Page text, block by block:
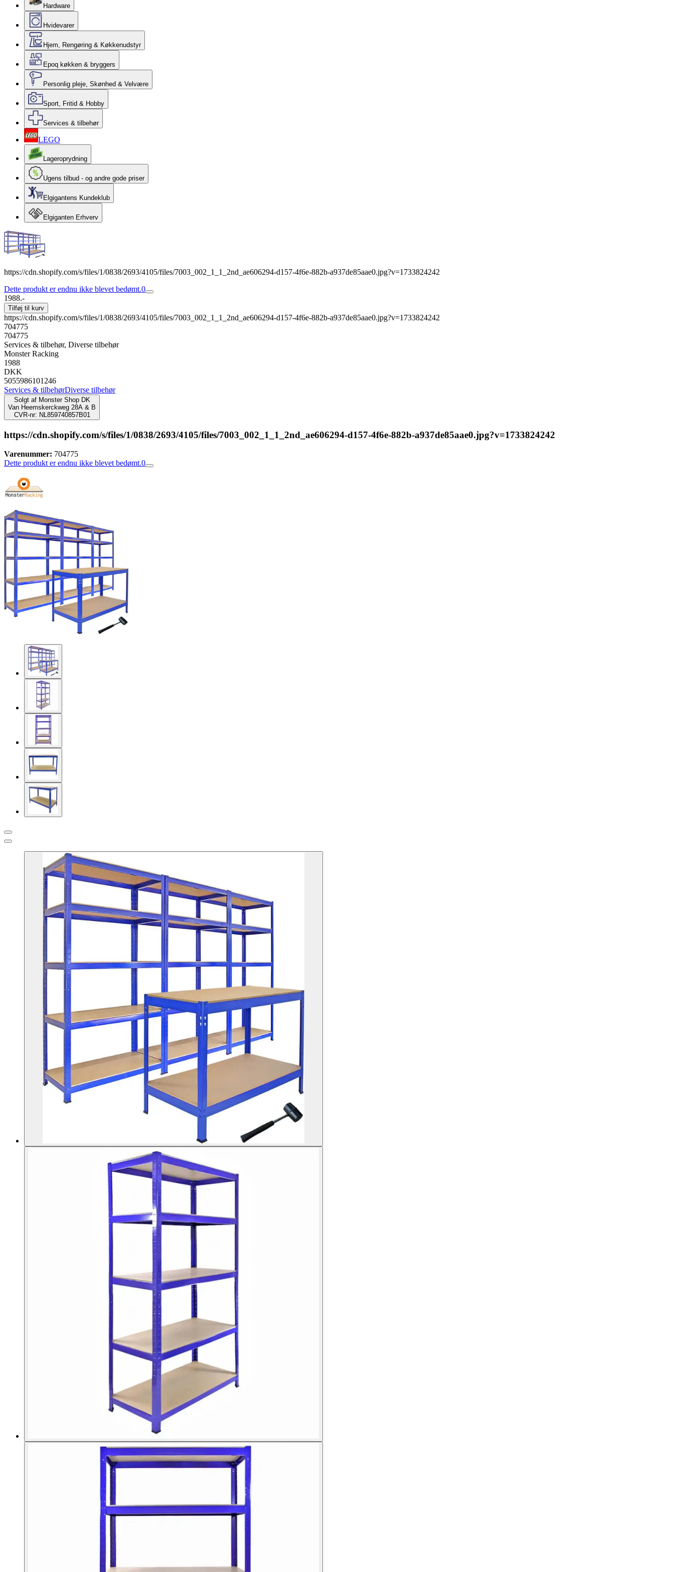
Hardware
Hvidevarer
Hjem, Rengøring & Køkkenudstyr
Epoq køkken & bryggers
Personlig pleje, Skønhed & Velvære
Sport, Fritid & Hobby
Services & tilbehør
LEGO
Lageroprydning
Ugens tilbud - og andre gode priser
Elgigantens Kundeklub
Elgiganten Erhverv
https://cdn.shopify.com/s/files/1/0838/2693/4105/files/7003_002_1_1_2nd_ae606294-d157-4f6e-882b-a937de85aae0.jpg?v=1733824242
Dette produkt er endnu ikke blevet bedømt.0
1988.-
Tilføj til kurv
https://cdn.shopify.com/s/files/1/0838/2693/4105/files/7003_002_1_1_2nd_ae606294-d157-4f6e-882b-a937de85aae0.jpg?v=1733824242
704775
704775
Services & tilbehør, Diverse tilbehør
Monster Racking
1988
DKK
5055986101246
Services & tilbehørDiverse tilbehør
Solgt af Monster Shop DK
Van Heemskerckweg 28A & B
CVR-nr: NL859740857B01
https://cdn.shopify.com/s/files/1/0838/2693/4105/files/7003_002_1_1_2nd_ae606294-d157-4f6e-882b-a937de85aae0.jpg?v=1733824242
Varenummer: 704775
Dette produkt er endnu ikke blevet bedømt.0